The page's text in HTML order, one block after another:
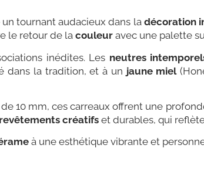
tournant audacieux dans ladécoration
le retour de lacouleur avec une palette
inédites. Les neutres
dans la tradition, et à un jaune miel
10 mm, ces carreaux offrent une
revêtements créatifs et durables, qui
à une esthétique vibrante et